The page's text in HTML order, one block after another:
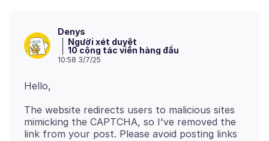
Denys
Người xét duyệt
10 cộng tác viên hàng đầu
10:58 3/7/25
The website redirects users to malicious sites
mimicking the CAPTCHA, so I've removed the
link from your post. Please avoid posting links